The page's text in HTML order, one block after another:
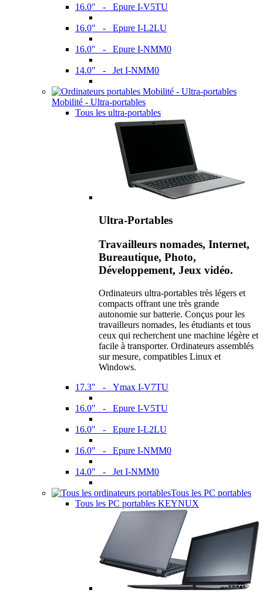
16.0" - Epure I-V5TU
16.0" - Epure I-L2LU
16.0" - Epure I-NMM0
14.0" - Jet I-NMM0
Mobilité - Ultra-portables
Tous les ultra-portables
Ultra-Portables
Travailleurs nomades, Internet,
Bureautique, Photo,
Développement, Jeux vidéo.
Ordinateurs ultra-portables très légers et
compacts offrant une très grande
autonomie sur batterie. Conçus pour les
travailleurs nomades, les étudiants et tous
ceux qui recherchent une machine légère et
facile à transporter. Ordinateurs assemblés
sur mesure, compatibles Linux et
Windows.
17.3" - Ymax I-V7TU
16.0" - Epure I-V5TU
16.0" - Epure I-L2LU
16.0" - Epure I-NMM0
14.0" - Jet I-NMM0
Tous les PC portables
Tous les PC portables KEYNUX